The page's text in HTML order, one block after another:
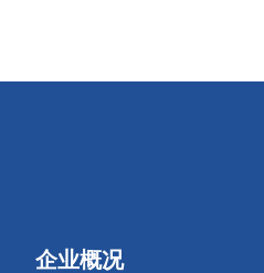
企业概况